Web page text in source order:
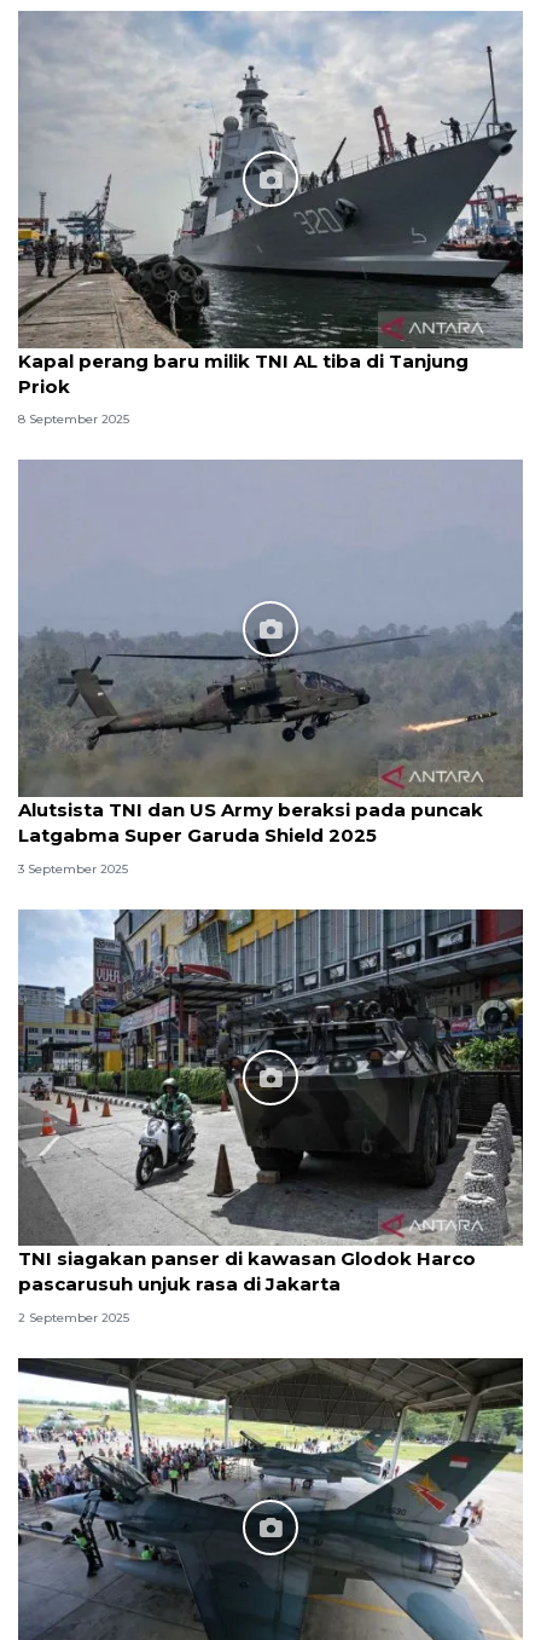
Kapal perang baru milik TNI AL tiba di Tanjung
Priok
8 September 2025
Alutsista TNI dan US Army beraksi pada puncak
Latgabma Super Garuda Shield 2025
3 September 2025
TNI siagakan panser di kawasan Glodok Harco
pascarusuh unjuk rasa di Jakarta
2 September 2025